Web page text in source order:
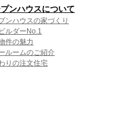
ンハウスについて
ンハウスの家づくり
ルダーNo.1
件の魅力
ルームのご紹介
りの注文住宅